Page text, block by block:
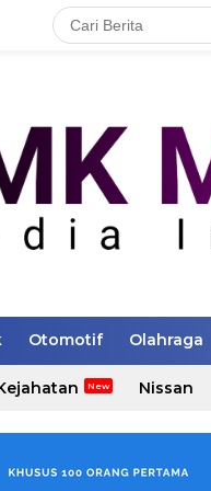
Otomotif Olahraga
Nissan